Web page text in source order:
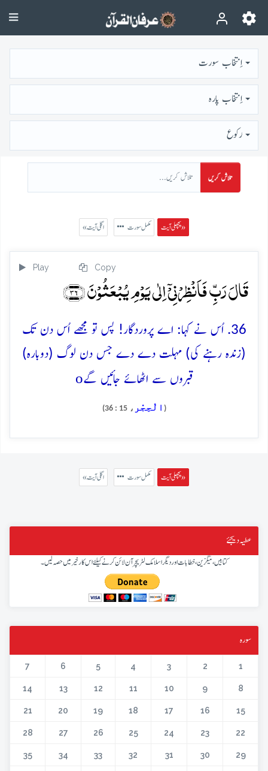
اِنتخاب سورت
اِنتخاب پارہ
رُكوع
تلاش کریں
پچھلی آیت » مکمل سورت « اگلی آیت
Play Copy
قَالَ رَبِّ فَاَنۡظِرۡنِیۡۤ اِلٰی یَوۡمِ یُبۡعَثُوۡنَ ﴿۳۶﴾
36. اُس نے کہا: اے پروردگار! پس تو مجھے اُس دن تک
(زندہ رہنے کی) مہلت دے دے جس دن لوگ (دوبارہ)
قبروں سے اٹھائے جائیں گےo
( الْحِجْر ، 15 : 36)
پچھلی آیت » مکمل سورت « اگلی آیت
عطیہ دیجئے
کتابیں، میگزین، خطابات اور دیگر اسلامک لٹریچر آن لائن کرنے کیلئے اس کار خیر میں حصہ لیں۔
سورہ
1
2
3
4
5
6
7
8
9
10
11
12
13
14
15
16
17
18
19
20
21
22
23
24
25
26
27
28
29
30
31
32
33
34
35